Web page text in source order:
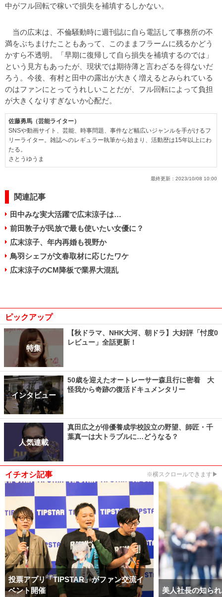
中がフル回転で稼いで損失を補填するしかない。
当の広末は、不倫騒動時に週刊誌に自ら電話して事務所の不
満をぶちまけたこともあって、このままフラームに残るかどう
かすら不透明。「早期に復帰して自ら損失を補填するのでは」
という見方もあったが、現状では期待薄と言わざるを得ないだ
ろう。今後、有村と田中の露出が大きく増えるとみられている
のはファンにとってうれしいことだが、フル回転によって負担
が大きくなりすぎないか心配だ。
佐藤勇馬（芸能ライター）
SNSや動画サイト、芸能、時事問題、事件など幅広いジャンルを手がけるフ
リーライター。雑誌へのレギュラー執筆から始まり、活動歴は15年以上にわ
たる。
さとうゆうま
最終更新： 2023/10/08 10:00
関連記事
田中みな実大活躍で広末涼子は…
前田敦子が民放で最も使いたい女優に？
広末涼子、年内再婚も視野か
鳥羽シェフが文春取材に応じたワケ
広末涼子のCM降板で業界大混乱
ピックアップ
特集
【秋ドラマ、NHK大河、朝ドラ】大好評「忖度0
レビュー」全話更新！
インタビュー
50歳を迎えたオートレーサー森且行に密着 大
怪我から奇跡の復活ドキュメンタリー
人気連載
真田広之が俳優養成学校設立の野望、師匠・千
葉真一は大トラブルに…どうなる？
イチオシ記事 ※横スクロールできます▶
投票アプリ「TIPSTAR」がファン交流イ
ベント開催
美人社長の知ら